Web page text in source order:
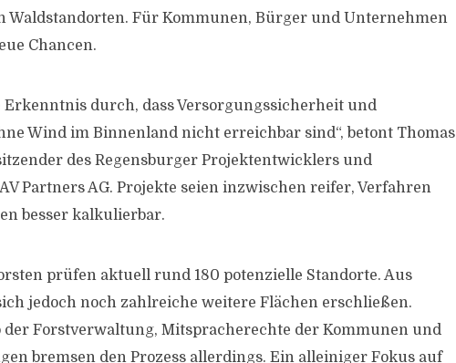
Waldstandorten. Für Kommunen, Bürger und Unternehmen
Chancen.
Erkenntnis durch, dass Versorgungssicherheit und
Wind im Binnenland nicht erreichbar sind“, betont Thomas
des Regensburger Projektentwicklers und
Partners AG. Projekte seien inzwischen reifer, Verfahren
besser kalkulierbar.
prüfen aktuell rund 180 potenzielle Standorte. Aus
jedoch noch zahlreiche weitere Flächen erschließen.
Forstverwaltung, Mitspracherechte der Kommunen und
bremsen den Prozess allerdings. Ein alleiniger Fokus auf